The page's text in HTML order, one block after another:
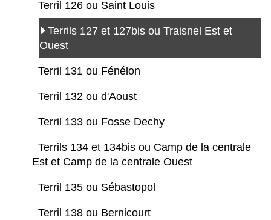
Terril 126 ou Saint Louis
Terrils 127 et 127bis ou Traisnel Est et
Ouest
Terril 131 ou Fénélon
Terril 132 ou d'Aoust
Terril 133 ou Fosse Dechy
Terrils 134 et 134bis ou Camp de la centrale
Est et Camp de la centrale Ouest
Terril 135 ou Sébastopol
Terril 138 ou Bernicourt